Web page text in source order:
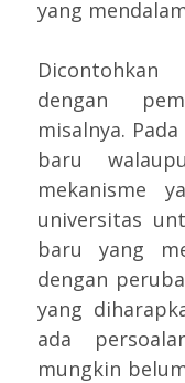
yang
dengan
misalnya.
baru
mekanisme
universitas
baru yang
dengan
yang
ada
mungkin